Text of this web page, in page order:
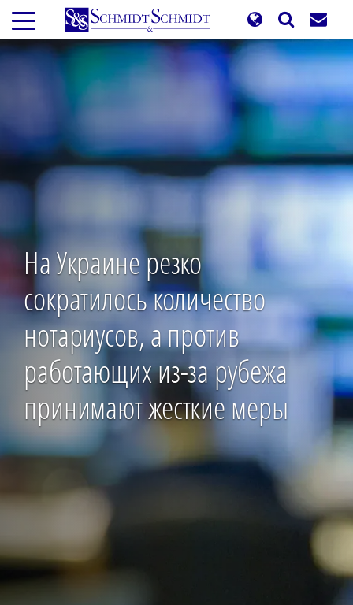
Перейти
основному
содержанию
На Украине резко
сократилось количество
нотариусов, а против
работающих из-за рубежа
принимают жесткие меры